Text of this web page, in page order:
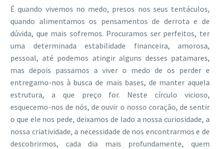
É quando vivemos no medo, presos nos seus tentáculos,
quando alimentamos os pensamentos de derrota e de
dúvida, que mais sofremos. Procuramos ser perfeitos, ter
uma determinada estabilidade financeira, amorosa,
pessoal, até podemos atingir alguns desses patamares,
mas depois passamos a viver o medo de os perder e
entregamo-nos à busca de mais bases, de manter aquela
estrutura, a que preço for. Neste círculo vicioso,
esquecemo-nos de nós, de ouvir o nosso coração, de sentir
o que ele nos pede, deixamos de lado a nossa curiosidade, a
nossa criatividade, a necessidade de nos encontrarmos e de
descobrirmos, cada dia mais profundamente, quem